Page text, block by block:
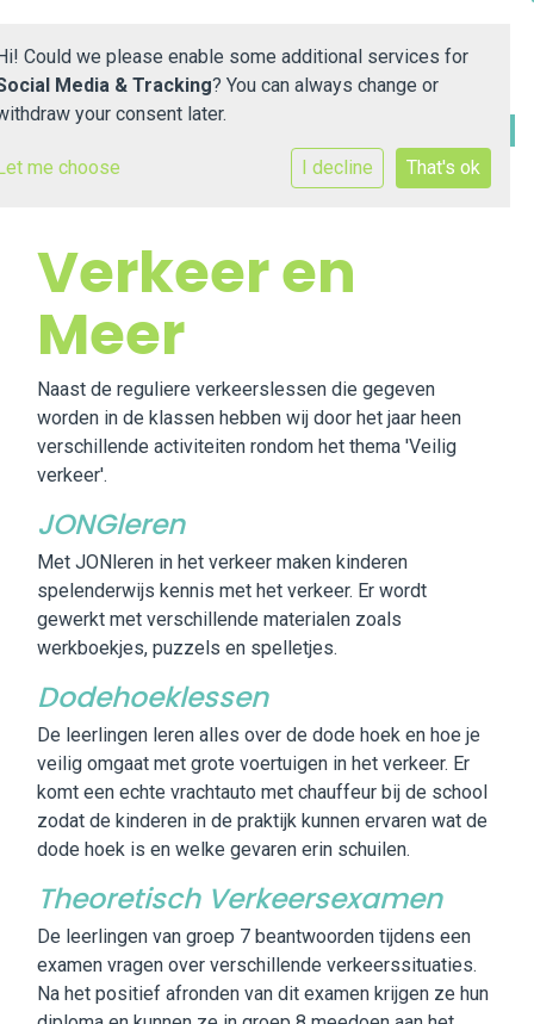
Home
Praktische informatie
Ouders
Contact
Downloads
Vacatures
Verkeer en
Meer
Naast de reguliere verkeerslessen die gegeven
worden in de klassen hebben wij door het jaar heen
verschillende activiteiten rondom het thema 'Veilig
verkeer'.
JONGleren
Met JONleren in het verkeer maken kinderen
spelenderwijs kennis met het verkeer. Er wordt
gewerkt met verschillende materialen zoals
werkboekjes, puzzels en spelletjes.
Dodehoeklessen
De leerlingen leren alles over de dode hoek en hoe je
veilig omgaat met grote voertuigen in het verkeer. Er
komt een echte vrachtauto met chauffeur bij de school
zodat de kinderen in de praktijk kunnen ervaren wat de
dode hoek is en welke gevaren erin schuilen.
Theoretisch Verkeersexamen
De leerlingen van groep 7 beantwoorden tijdens een
examen vragen over verschillende verkeerssituaties.
Na het positief afronden van dit examen krijgen ze hun
Could we please enable some additional services for
Media & Tracking? You can always change or
your consent later.
me choose I decline That's ok